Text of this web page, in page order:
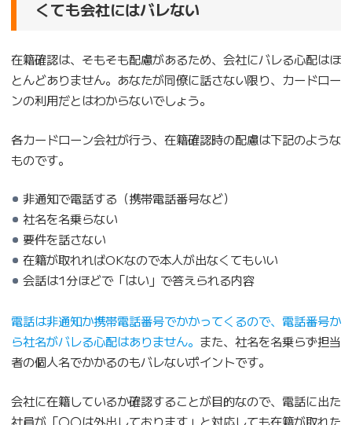
くても会社にはバレない
在籍確認は、そもそも配慮があるため、会社にバレる心配はほ
とんどありません。あなたが同僚に話さない限り、カードロー
ンの利用だとはわからないでしょう。
各カードローン会社が行う、在籍確認時の配慮は下記のような
ものです。
非通知で電話する（携帯電話番号など）
社名を名乗らない
要件を話さない
在籍が取れればOKなので本人が出なくてもいい
会話は1分ほどで「はい」で答えられる内容
電話は非通知か携帯電話番号でかかってくるので、電話番号か
ら社名がバレる心配はありません。 また、社名を名乗らず担当
者の個人名でかかるのもバレないポイントです。
会社に在籍しているか確認することが目的なので、電話に出た
社員が「〇〇は外出しております」と対応しても在籍が取れた